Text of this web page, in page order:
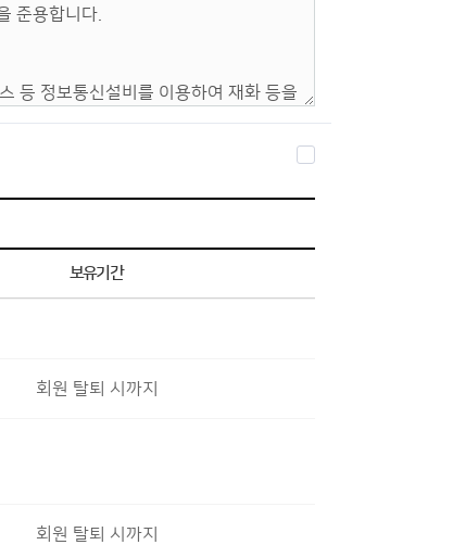
보유기간
회원 탈퇴 시까지
회원 탈퇴 시까지